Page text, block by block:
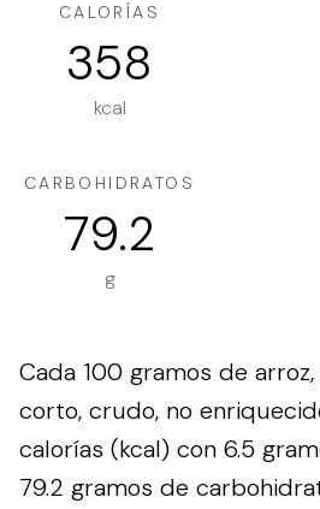
CALORÍAS
358
kcal
CARBOHIDRATOS
79.2
g
Cada 100 gramos de
corto, crudo, no
calorías (kcal) con 6.5
79.2 gramos de